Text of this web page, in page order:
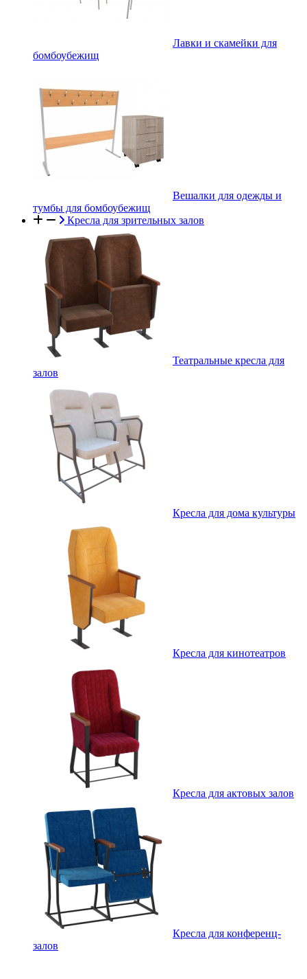
Лавки и скамейки для
бомбоубежищ
Вешалки для одежды и
тумбы для бомбоубежищ
Кресла для зрительных залов
Театральные кресла для
залов
Кресла для дома культуры
Кресла для кинотеатров
Кресла для актовых залов
Кресла для конференц-
залов